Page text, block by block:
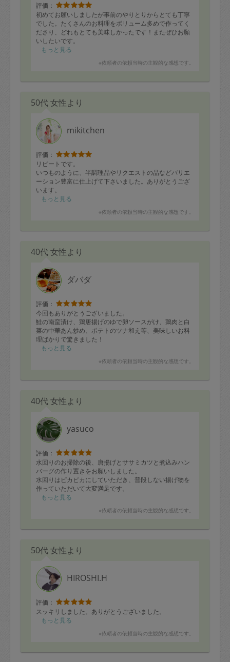
評価：
初めてお願いしましたが事前のやりとりからとても丁寧
でした。たくさんのお料理をボリューム多めで作ってく
ださり、どれもとても美味しかったです！またぜひお願
いしたいです。
もっと見る
※依頼者の依頼当時の主観的な感想です。
50代 女性より
mikitchen
評価：
リピートです。
いつものように、半調理品やリクエストの品などバリエ
ーション豊富に仕上げて下さいました。ありがとうござ
います。
次回も楽しみにしてます！
もっと見る
※依頼者の依頼当時の主観的な感想です。
40代 女性より
ダバダ
評価：
今回もありがとうございました。
鮭の南蛮漬け、鶏唐揚げのゆで卵ソースがけ、鶏肉と白
菜の中華あん炒め、ポテトのツナ和え等、美味しいお料
理ばかりで驚きました！
ありがとうございました！
もっと見る
※依頼者の依頼当時の主観的な感想です。
40代 女性より
yasuco
評価：
水回りのお掃除の後、唐揚げとササミカツと煮込みハン
バーグの作り置きをお願いしました。
水回りはピカピカにしていただき、普段しない揚げ物を
作っていただいて大変満足です。
早速夜ご飯に唐揚げとササミカツを美味しくいただきま
また次回もどうぞよろしくお願いします！！
もっと見る
※依頼者の依頼当時の主観的な感想です。
50代 女性より
HIROSHI.H
評価：
スッキリしました。ありがとうございました。
もっと見る
※依頼者の依頼当時の主観的な感想です。